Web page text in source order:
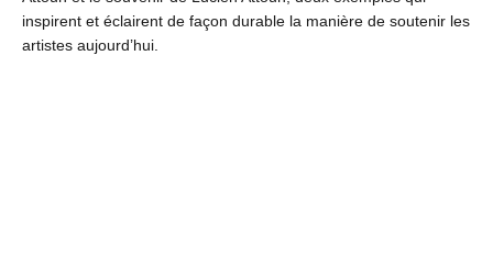
inspirent et éclairent de façon durable la manière de soutenir les
artistes aujourd’hui.